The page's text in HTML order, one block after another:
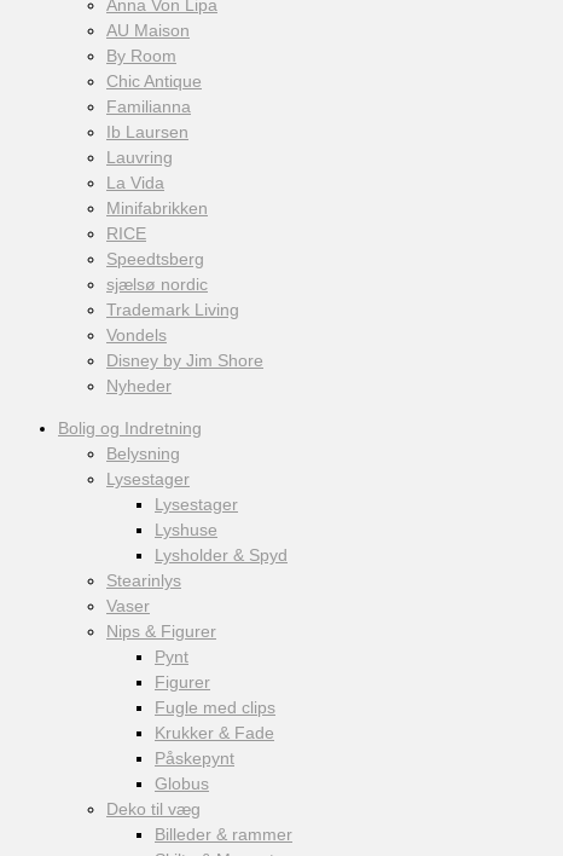
Anna Von Lipa
AU Maison
By Room
Chic Antique
Familianna
Ib Laursen
Lauvring
La Vida
Minifabrikken
RICE
Speedtsberg
sjælsø nordic
Trademark Living
Vondels
Disney by Jim Shore
Nyheder
Bolig og Indretning
Belysning
Lysestager
Lysestager
Lyshuse
Lysholder & Spyd
Stearinlys
Vaser
Nips & Figurer
Pynt
Figurer
Fugle med clips
Krukker & Fade
Påskepynt
Globus
Deko til væg
Billeder & rammer